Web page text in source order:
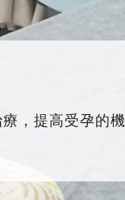
，提高受孕的機